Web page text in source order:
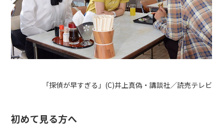
「探偵が早すぎる」(C)井上真偽・講談社／読売テレビ
初めて見る方へ